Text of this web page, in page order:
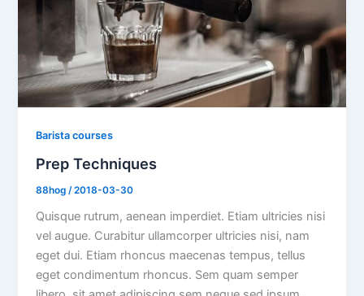
Barista courses
Prep Techniques
88hog /2018-03-30
Quisque rutrum, aenean imperdiet. Etiam ultricies nisi
vel augue. Curabitur ullamcorper ultricies nisi, nam
eget dui. Etiam rhoncus maecenas tempus, tellus
eget condimentum rhoncus. Sem quam semper